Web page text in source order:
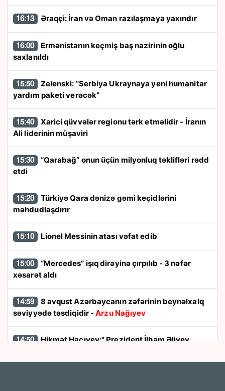
16:13 Əraqçi: İran və Oman razılaşmaya yaxındır
16:00
saxlanıldı
15:50
yardım paketi verəcək”
15:40
Ali liderinin müşaviri
15:30
etdi
15:20
məhdudlaşdırır
15:10 Lionel Messinin atası vəfat edib
15:00
xəsarət aldı
14:59
səviyyədə təsdiqidir -Arzu Nağıyev
14:50 Hikmət Hacıyev:" Prezident İlham Əliyev